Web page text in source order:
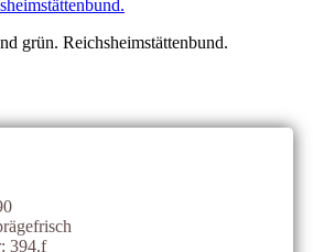
grün. Reichsheimstättenbund.
394.f